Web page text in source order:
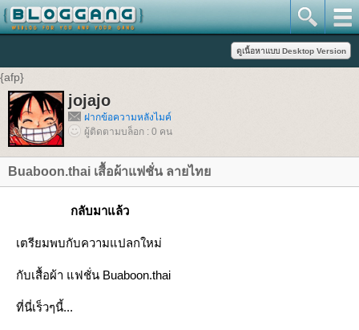
{afp}
jojajo
ฝากข้อความหลังไมค์
ผู้ติดตามบล็อก : 0 คน
Buaboon.thai เสื้อผ้าแฟชั่น ลายไทย
กลับมาแล้ว
เตรียมพบกับความแปลกใหม่
กับเสื้อผ้า แฟชั่น Buaboon.thai
ที่นี่เร็วๆนี้...